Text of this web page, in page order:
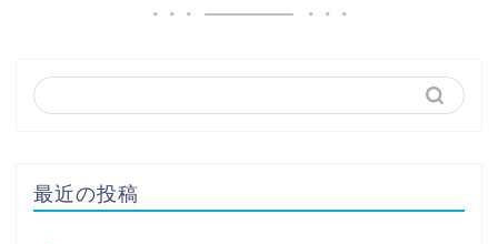
最近の投稿